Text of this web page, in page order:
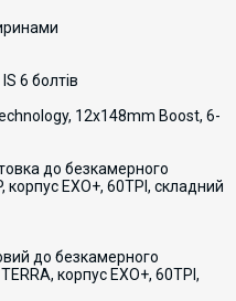
6 болтів
12x148mm Boost, 6-
до безкамерного
корпус EXO+, 60TPI, складний
до безкамерного
корпус EXO+, 60TPI,